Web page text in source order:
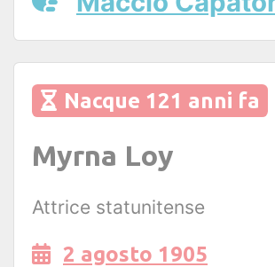
Nacque 121 anni fa
Myrna Loy
Attrice statunitense
2 agosto 1905